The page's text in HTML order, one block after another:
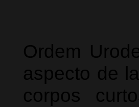
Ordem
aspecto de
corpos